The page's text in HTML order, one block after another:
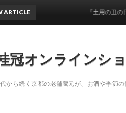
冠オンラインシ
から続く京都の老舗蔵元が、お酒や季節の
ARTICLE 『土用の丑の日』はいつ？ う